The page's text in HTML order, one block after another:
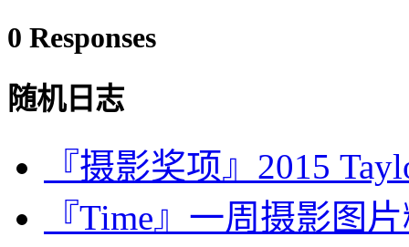
0 Responses
随机日志
『摄影奖项』2015
『Time』一周摄影图